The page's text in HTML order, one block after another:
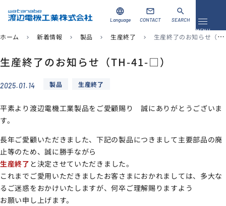
メニュ
MENU
資料ダウンロード お問い合わせ
導入事例
サポート
当社について
language
Language
mail
CONTACT
search
SEARCH
ホーム chevron_right 新着情報 chevron_right 製品 chevron_right 生産終了 chevron_right 生産終了のお知らせ（TH-41-□）
生産終了のお知らせ（TH-41-□）
2025.01.14 製品 生産終了
平素より渡辺電機工業製品をご愛顧賜り 誠にありがとうございま
す。
長年ご愛顧いただきました、下記の製品につきまして主要部品の廃
止等のため、誠に勝手ながら
生産終了 と決定させていただきました。
これまでご愛用いただきましたお客さまにおかれましては、多大な
るご迷惑をおかけいたしますが、何卒ご理解賜りますよう
お願い申し上げます。